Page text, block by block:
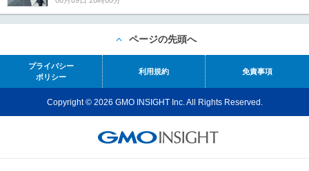
ページの先頭へ
プライバシー
ポリシー
利用規約 免責事項
Copyright © 2026 GMO INSIGHT Inc. All Rights Reserved.